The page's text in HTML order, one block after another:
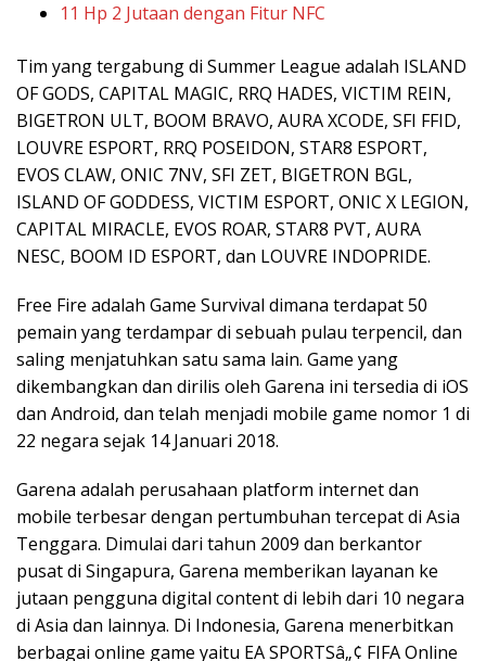
11 Hp 2 Jutaan dengan Fitur NFC
Tim yang tergabung di Summer League adalah ISLAND
OF GODS, CAPITAL MAGIC, RRQ HADES, VICTIM REIN,
BIGETRON ULT, BOOM BRAVO, AURA XCODE, SFI FFID,
LOUVRE ESPORT, RRQ POSEIDON, STAR8 ESPORT,
EVOS CLAW, ONIC 7NV, SFI ZET, BIGETRON BGL,
ISLAND OF GODDESS, VICTIM ESPORT, ONIC X LEGION,
CAPITAL MIRACLE, EVOS ROAR, STAR8 PVT, AURA
NESC, BOOM ID ESPORT, dan LOUVRE INDOPRIDE.
Free Fire adalah Game Survival dimana terdapat 50
pemain yang terdampar di sebuah pulau terpencil, dan
saling menjatuhkan satu sama lain. Game yang
dikembangkan dan dirilis oleh Garena ini tersedia di iOS
dan Android, dan telah menjadi mobile game nomor 1 di
22 negara sejak 14 Januari 2018.
Garena adalah perusahaan platform internet dan
mobile terbesar dengan pertumbuhan tercepat di Asia
Tenggara. Dimulai dari tahun 2009 dan berkantor
pusat di Singapura, Garena memberikan layanan ke
jutaan pengguna digital content di lebih dari 10 negara
di Asia dan lainnya. Di Indonesia, Garena menerbitkan
berbagai online game yaitu EA SPORTSâ„¢ FIFA Online